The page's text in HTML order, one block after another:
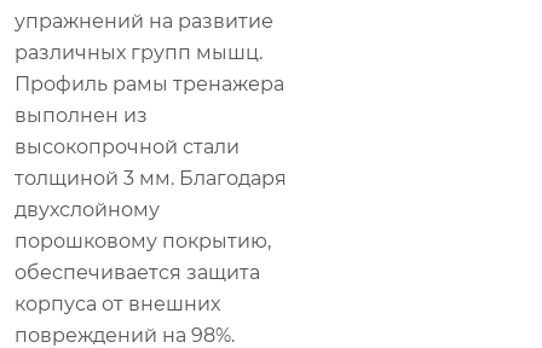
упражнений на развитие
различных групп мышц.
Профиль рамы тренажера
выполнен из
высокопрочной стали
толщиной 3 мм. Благодаря
двухслойному
порошковому покрытию,
обеспечивается защита
корпуса от внешних
повреждений на 98%.